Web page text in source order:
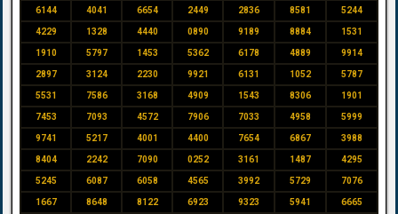
6144 4041 6654 2449 2836 8581 5244
4229 1328 4440 0890 9189 8884 1531
1910 5797 1453 5362 6178 4889 9914
2897 3124 2230 9921 6131 1052 5787
5531 7586 3168 4909 1543 8306 1901
7453 7093 4572 7906 7033 4958 5999
9741 5217 4001 4400 7654 6867 3988
8404 2242 7090 0252 3161 1487 4295
5245 6087 6058 4565 3992 5729 7076
1667 8648 8122 6923 9323 5941 6665